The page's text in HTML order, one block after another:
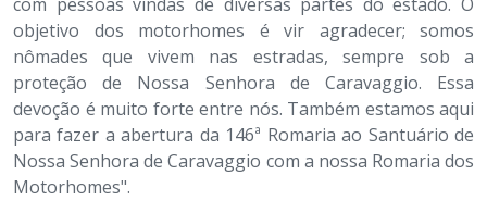
objetivo dos motorhomes é vir agradecer; somos
nômades que vivem nas estradas, sempre sob a
proteção de Nossa Senhora de Caravaggio. Essa
devoção é muito forte entre nós. Também estamos aqui
para fazer a abertura da 146ª Romaria ao Santuário de
Nossa Senhora de Caravaggio com a nossa Romaria dos
Motorhomes".